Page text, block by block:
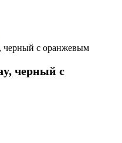
черный с оранжевым
черный с